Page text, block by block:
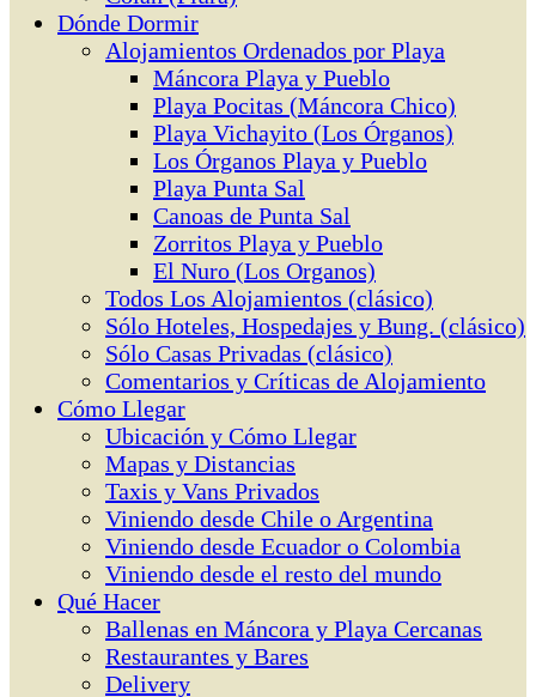
Dónde Dormir
Alojamientos Ordenados por Playa
Máncora Playa y Pueblo
Playa Pocitas (Máncora Chico)
Playa Vichayito (Los Órganos)
Los Órganos Playa y Pueblo
Playa Punta Sal
Canoas de Punta Sal
Zorritos Playa y Pueblo
El Nuro (Los Organos)
Todos Los Alojamientos (clásico)
Sólo Hoteles, Hospedajes y Bung. (clásico)
Sólo Casas Privadas (clásico)
Comentarios y Críticas de Alojamiento
Cómo Llegar
Ubicación y Cómo Llegar
Mapas y Distancias
Taxis y Vans Privados
Viniendo desde Chile o Argentina
Viniendo desde Ecuador o Colombia
Viniendo desde el resto del mundo
Qué Hacer
Ballenas en Máncora y Playa Cercanas
Restaurantes y Bares
Delivery